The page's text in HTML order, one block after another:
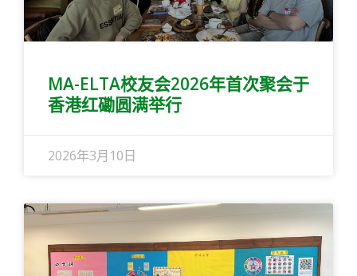
MA-ELTA校友会2026年首次聚会于
香港红磡圆满举行
2026年3月10日